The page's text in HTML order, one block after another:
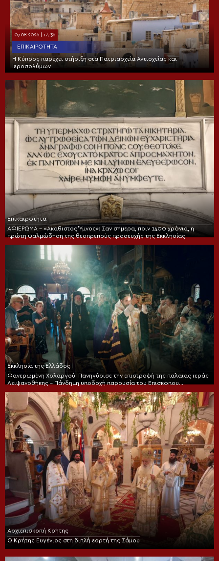
07.08.2026 | 14:36
ΕΠΙΚΑΙΡΌΤΗΤΑ
Η Κύπρος παρέχει στήριξη στα Πατριαρχεία Αντιοχείας και
Ιεροσολύμων
Επικαιρότητα
ΑΦΙΕΡΩΜΑ – «Ακάθιστος Ύμνος»: Σαν σήμερα, πριν 1400 χρόνια, η
πρώτη ψαλμώδηση της θεοπρεπούς προσευχής της Εκκλησίας
Εκκλησία της Ελλάδος
Φανερωμένη Χολαργού: Πανηγύρισε την επιστροφή της παλαιάς ιεράς
Λειψανοθήκης – Πάνδημη υποδοχή παρουσία του Επισκόπου
Αρχιεπισκοπή Κρήτης
Ο Κρήτης Ευγένιος στη διπλή εορτή της Σάμου